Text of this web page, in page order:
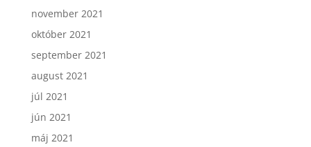
november 2021
október 2021
september 2021
august 2021
júl 2021
jún 2021
máj 2021